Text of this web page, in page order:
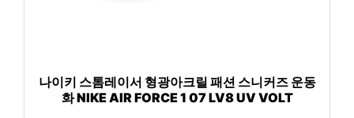
나이키 스톰레이서 형광아크릴 패션 스니커즈 운동
화 NIKE AIR FORCE 1 07 LV8 UV VOLT